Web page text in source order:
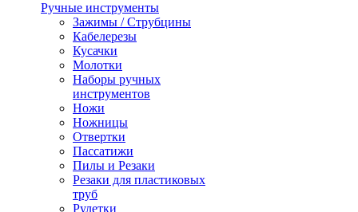
Ручные инструменты
Зажимы / Струбцины
Кабелерезы
Кусачки
Молотки
Наборы ручных
инструментов
Ножи
Ножницы
Отвертки
Пассатижи
Пилы и Резаки
Резаки для пластиковых
труб
Рулетки